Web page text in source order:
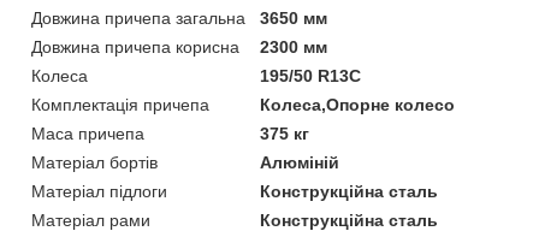
Довжина причепа загальна
3650 мм
Довжина причепа корисна
2300 мм
Колеса
195/50 R13C
Комплектація причепа
Колеса,Опорне колесо
Маса причепа
375 кг
Матеріал бортів
Алюміній
Матеріал підлоги
Конструкційна сталь
Матеріал рами
Конструкційна сталь